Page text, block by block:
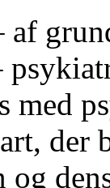
af
med
der